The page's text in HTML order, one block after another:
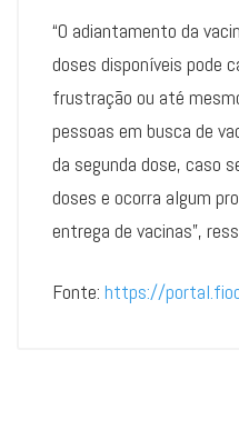
“O adiantamento da
doses disponíveis pode
frustração ou até
pessoas em busca de
da segunda dose, caso
doses e ocorra algum
entrega de vacinas”,
Fonte: https://